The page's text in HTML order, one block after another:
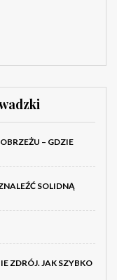
– GDZIE
SOLIDNĄ
ZDRÓJ. JAK SZYBKO